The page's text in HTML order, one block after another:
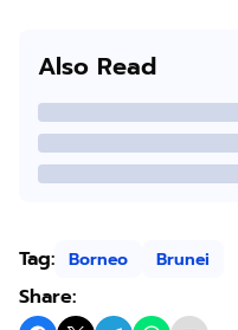
Also Read
Tag: Borneo Brunei
Share: